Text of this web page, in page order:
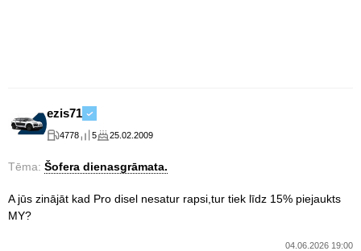
ezis71
4778 5 25.02.2009
Tēma: Šofera dienasgrāmata.
A jūs zinājāt kad Pro disel nesatur rapsi,tur tiek līdz 15% piejaukts
MY?
04.06.2026 19:00